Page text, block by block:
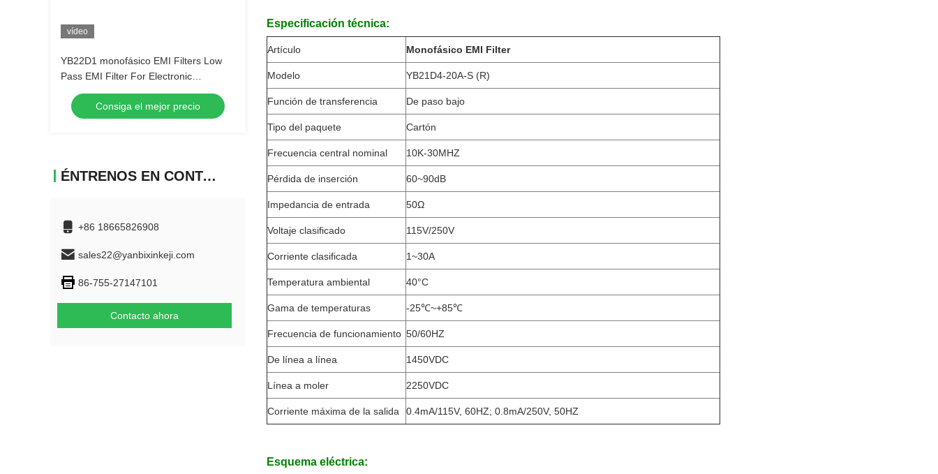
vídeo
YB22D1 monofásico EMI Filters Low
Pass EMI Filter For Electronic
Equipment
Consiga el mejor precio
ÉNTRENOS EN CONTACTO CON
+86 18665826908
sales22@yanbixinkeji.com
86-755-27147101
Contacto ahora
Especificación técnica:
Artículo Monofásico EMI Filter
Modelo YB21D4-20A-S (R)
Función de transferencia De paso bajo
Tipo del paquete Cartón
Frecuencia central nominal 10K-30MHZ
Pérdida de inserción 60~90dB
Impedancia de entrada 50Ω
Voltaje clasificado 115V/250V
Corriente clasificada 1~30A
Temperatura ambiental 40°C
Gama de temperaturas -25℃~+85℃
Frecuencia de funcionamiento 50/60HZ
De línea a línea 1450VDC
Línea a moler 2250VDC
Corriente máxima de la salida 0.4mA/115V, 60HZ; 0.8mA/250V, 50HZ
Esquema eléctrica: